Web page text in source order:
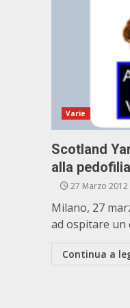
Varie
Scotland
alla pedofilia
27 Marzo 2012
Milano, 27
ad ospitare un
Continua a